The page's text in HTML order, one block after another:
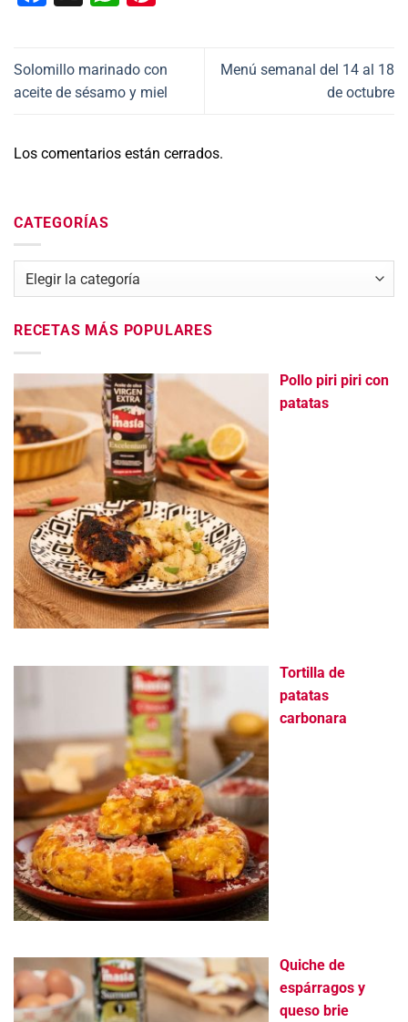
Solomillo marinado con
aceite de sésamo y miel
Menú semanal del 14 al 18
de octubre
Los comentarios están cerrados.
CATEGORÍAS
Categorías
RECETAS MÁS POPULARES
Pollo piri piri con
patatas
Tortilla de
patatas
carbonara
Quiche de
espárragos y
queso brie